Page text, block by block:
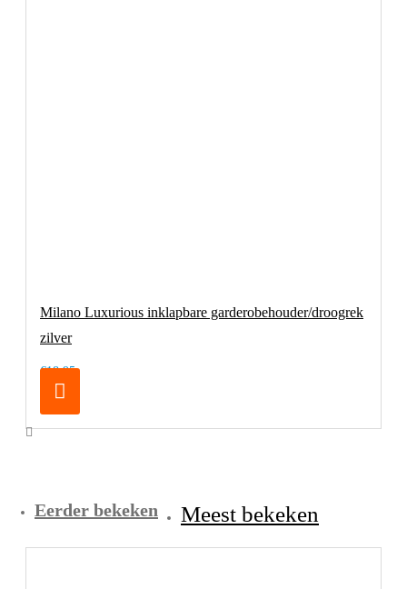
Milano Luxurious inklapbare garderobehouder/droogrek
zilver
€18,95
Eerder bekeken Meest bekeken